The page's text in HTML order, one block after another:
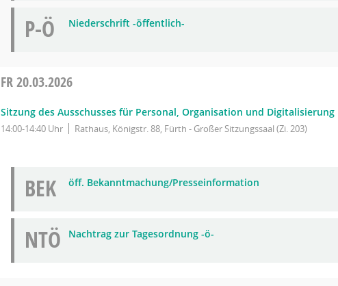
P-Ö Niederschrift -öffentlich-
FR20.03.2026
Sitzung des Ausschusses für Personal, Organisation und Digitalisierung
14:00-14:40 Uhr Rathaus, Königstr. 88, Fürth - Großer Sitzungssaal (Zi. 203)
BEK öff. Bekanntmachung/Presseinformation
NTÖ Nachtrag zur Tagesordnung -ö-